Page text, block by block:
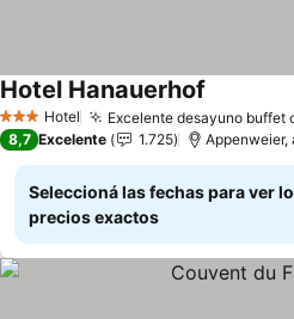
3 Estrellas
Hotel Excelente desayuno buffet
Hotel Hanauerhof
8,7 Excelente 1.725 Appenweier,
Seleccioná las fechas para ver
precios exactos